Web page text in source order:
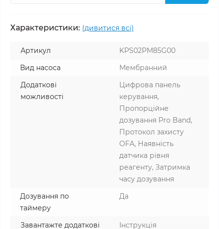
Характеристики: (дивитися всі)
Артикул
KPS02PM85G00
Вид насоса
Мембранний
Додаткові
можливості
Цифрова панель
керування,
Пропорційне
дозування Pro Band,
Протокол захисту
OFA, Наявність
датчика рівня
реагенту, Затримка
часу дозування
Дозування по
таймеру
Да
Завантажте додаткові
Інструкція